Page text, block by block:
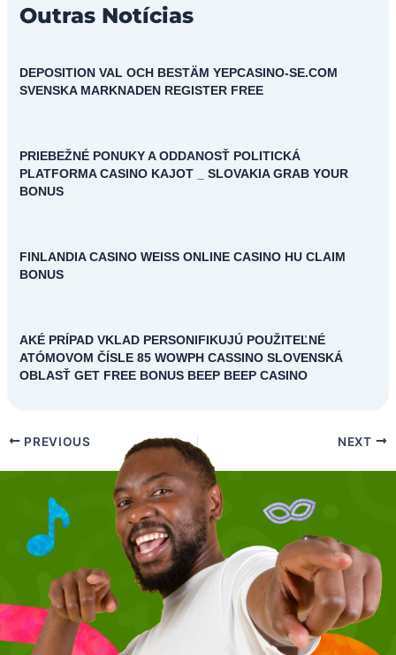
Outras Notícias
DEPOSITION VAL OCH BESTÄM YEPCASINO-SE.COM
SVENSKA MARKNADEN REGISTER FREE
PRIEBEŽNÉ PONUKY A ODDANOSŤ POLITICKÁ
PLATFORMA CASINO KAJOT _ SLOVAKIA GRAB YOUR
BONUS
FINLANDIA CASINO WEISS ONLINE CASINO HU CLAIM
BONUS
AKÉ PRÍPAD VKLAD PERSONIFIKUJÚ POUŽITEĽNÉ
ATÓMOVOM ČÍSLE 85 WOWPH CASSINO SLOVENSKÁ
OBLASŤ GET FREE BONUS BEEP BEEP CASINO
PREVIOUS NEXT